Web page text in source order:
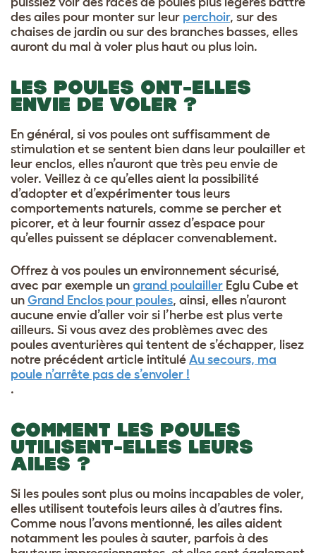
des ailes pour monter sur leur perchoir, sur des
chaises de jardin ou sur des branches basses, elles
auront du mal à voler plus haut ou plus loin.
LES POULES ONT-ELLES
ENVIE DE VOLER ?
En général, si vos poules ont suffisamment de
stimulation et se sentent bien dans leur poulailler et
leur enclos, elles n’auront que très peu envie de
voler. Veillez à ce qu’elles aient la possibilité
d’adopter et d’expérimenter tous leurs
comportements naturels, comme se percher et
picorer, et à leur fournir assez d’espace pour
qu’elles puissent se déplacer convenablement.
Offrez à vos poules un environnement sécurisé,
avec par exemple un grand poulailler Eglu Cube et
un Grand Enclos pour poules, ainsi, elles n’auront
aucune envie d’aller voir si l’herbe est plus verte
ailleurs. Si vous avez des problèmes avec des
poules aventurières qui tentent de s’échapper, lisez
notre précédent article intitulé Au secours, ma
poule n’arrête pas de s’envoler !
.
COMMENT LES POULES
UTILISENT-ELLES LEURS
AILES ?
Si les poules sont plus ou moins incapables de voler,
elles utilisent toutefois leurs ailes à d’autres fins.
Comme nous l’avons mentionné, les ailes aident
notamment les poules à sauter, parfois à des